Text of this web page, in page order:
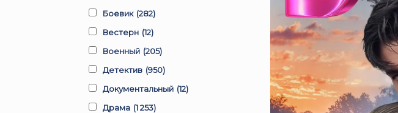
Боевик (282)
Вестерн (12)
Военный (205)
Детектив (950)
Документальный (12)
Драма (1 253)